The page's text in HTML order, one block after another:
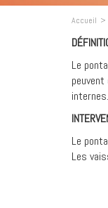
Accueil >
Le
internes.
Le
Les